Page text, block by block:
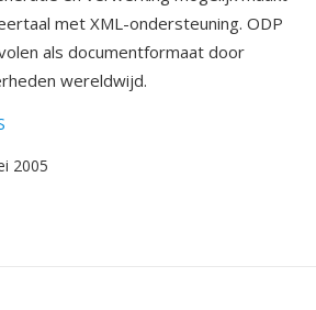
met XML-ondersteuning. ODP
als documentformaat door
wereldwijd.
2005